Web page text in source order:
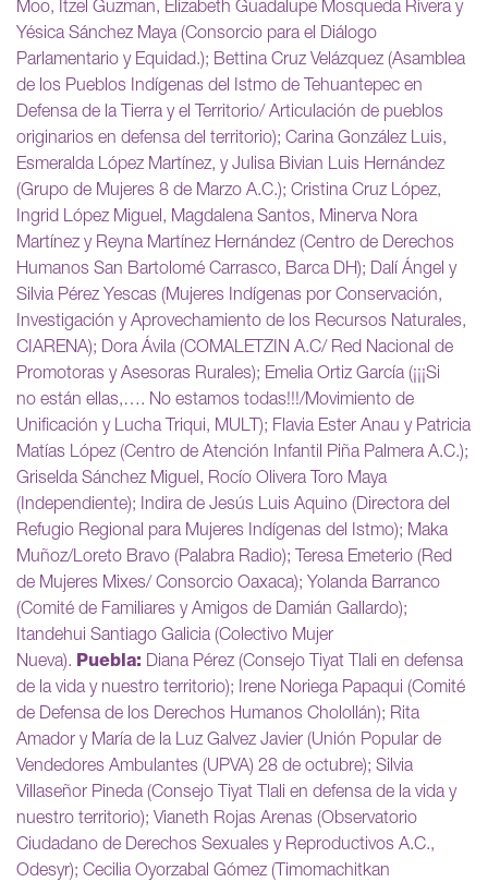
Moo, Itzel Guzman, Elizabeth Guadalupe Mosqueda Rivera y
Yésica Sánchez Maya (Consorcio para el Diálogo
Parlamentario y Equidad.); Bettina Cruz Velázquez (Asamblea
de los Pueblos Indígenas del Istmo de Tehuantepec en
Defensa de la Tierra y el Territorio/ Articulación de pueblos
originarios en defensa del territorio); Carina González Luis,
Esmeralda López Martínez, y Julisa Bivian Luis Hernández
(Grupo de Mujeres 8 de Marzo A.C.); Cristina Cruz López,
Ingrid López Miguel, Magdalena Santos, Minerva Nora
Martínez y Reyna Martínez Hernández (Centro de Derechos
Humanos San Bartolomé Carrasco, Barca DH); Dalí Ángel y
Silvia Pérez Yescas (Mujeres Indígenas por Conservación,
Investigación y Aprovechamiento de los Recursos Naturales,
CIARENA); Dora Ávila (COMALETZIN A.C/ Red Nacional de
Promotoras y Asesoras Rurales); Emelia Ortiz García (¡¡¡Si
no están ellas,…. No estamos todas!!!/Movimiento de
Unificación y Lucha Triqui, MULT); Flavia Ester Anau y Patricia
Matías López (Centro de Atención Infantil Piña Palmera A.C.);
Griselda Sánchez Miguel, Rocío Olivera Toro Maya
(Independiente); Indira de Jesús Luis Aquino (Directora del
Refugio Regional para Mujeres Indígenas del Istmo); Maka
Muñoz/Loreto Bravo (Palabra Radio); Teresa Emeterio (Red
de Mujeres Mixes/ Consorcio Oaxaca); Yolanda Barranco
(Comité de Familiares y Amigos de Damián Gallardo);
Itandehui Santiago Galicia (Colectivo Mujer
Nueva). Puebla: Diana Pérez (Consejo Tiyat Tlali en defensa
de la vida y nuestro territorio); Irene Noriega Papaqui (Comité
de Defensa de los Derechos Humanos Cholollán); Rita
Amador y María de la Luz Galvez Javier (Unión Popular de
Vendedores Ambulantes (UPVA) 28 de octubre); Silvia
Villaseñor Pineda (Consejo Tiyat Tlali en defensa de la vida y
nuestro territorio); Vianeth Rojas Arenas (Observatorio
Ciudadano de Derechos Sexuales y Reproductivos A.C.,
Odesyr); Cecilia Oyorzabal Gómez (Timomachitkan